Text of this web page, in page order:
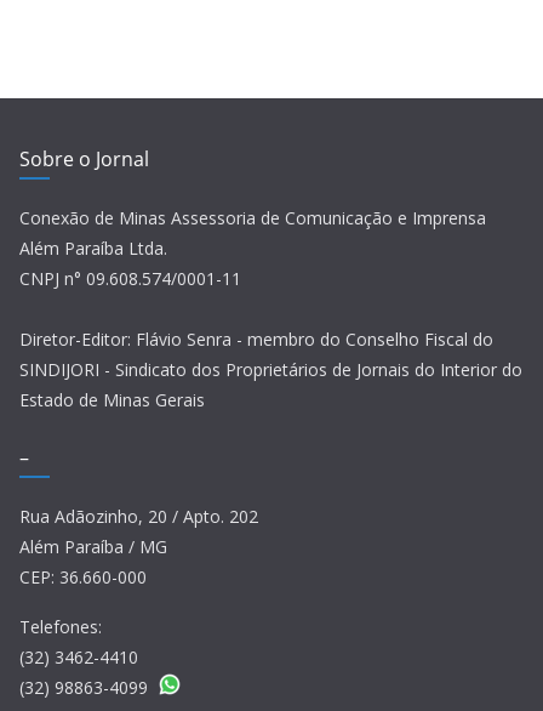
Sobre o Jornal
Conexão de Minas Assessoria de Comunicação e Imprensa
Além Paraíba Ltda.
CNPJ n° 09.608.574/0001-11
Diretor-Editor: Flávio Senra - membro do Conselho Fiscal do
SINDIJORI - Sindicato dos Proprietários de Jornais do Interior do
Estado de Minas Gerais
–
Rua Adãozinho, 20 / Apto. 202
Além Paraíba / MG
CEP: 36.660-000
Telefones:
(32) 3462-4410
(32) 98863-4099